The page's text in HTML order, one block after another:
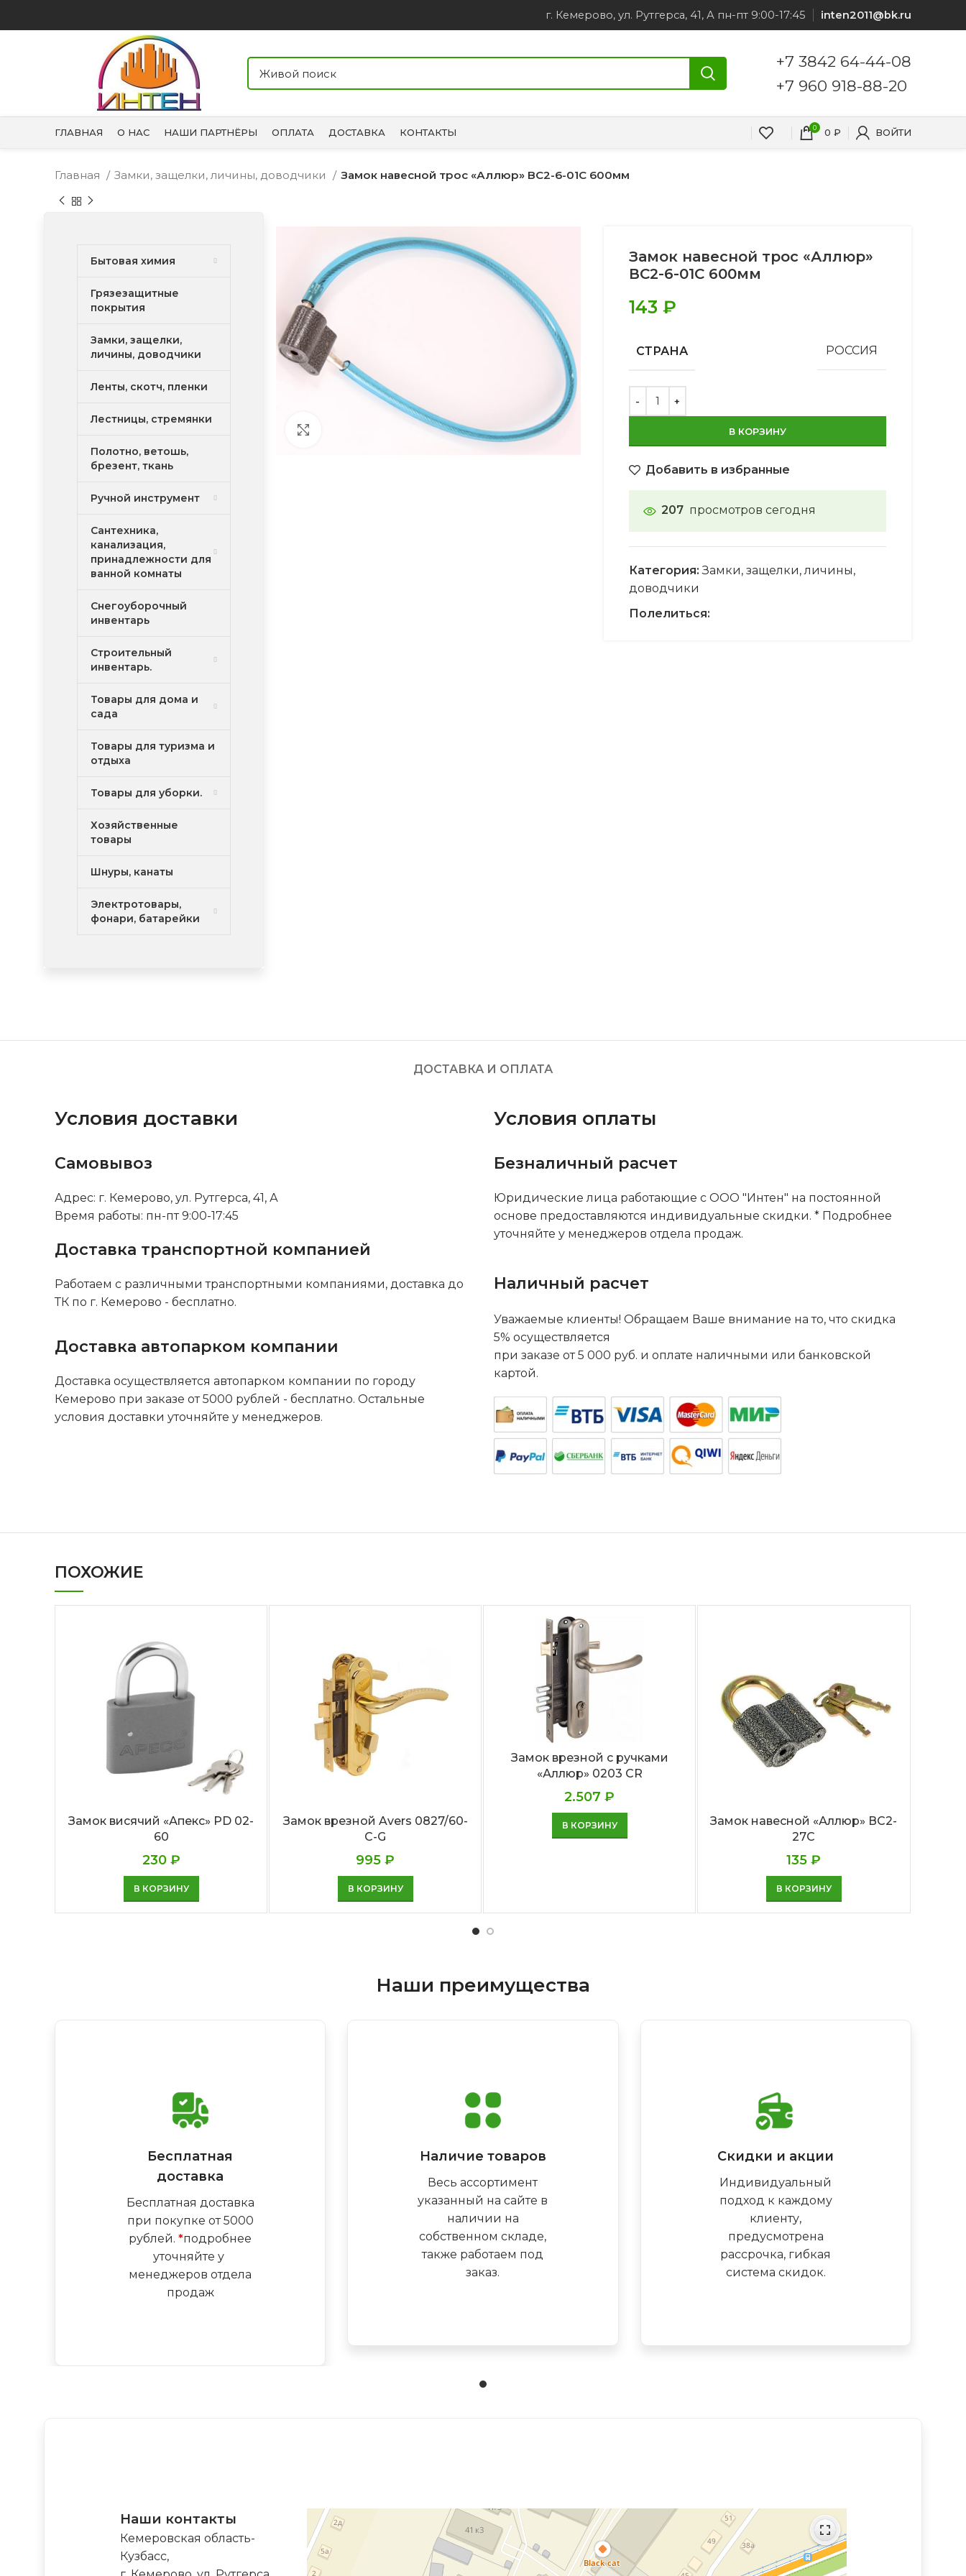
г. Кемерово, ул. Рутгерса, 41, А пн-пт 9:00-17:45 inten2011@bk.ru
+7 3842 64-44-08
+7 960 918-88-20
ГЛАВНАЯ О НАС НАШИ ПАРТНЁРЫ ОПЛАТА ДОСТАВКА КОНТАКТЫ 0 0 ₽ ВОЙТИ
Главная Замки, защелки, личины, доводчики Замок навесной трос «Аллюр» ВС2-6-01С 600мм
Замок навесной трос «Аллюр»
ВС2-6-01С 600мм
143 ₽
СТРАНА РОССИЯ
В КОРЗИНУ
Добавить в избранные
207 просмотров сегодня
Категория: Замки, защелки, личины,
доводчики
Полелиться:
Бытовая химия
Грязезащитные
покрытия
Замки, защелки,
личины, доводчики
Ленты, скотч, пленки
Лестницы, стремянки
Полотно, ветошь,
брезент, ткань
Ручной инструмент
Сантехника,
канализация,
принадлежности для
ванной комнаты
Снегоуборочный
инвентарь
Строительный
инвентарь.
Товары для дома и
сада
Товары для туризма и
отдыха
Товары для уборки.
Хозяйственные
товары
Шнуры, канаты
Электротовары,
фонари, батарейки
ДОСТАВКА И ОПЛАТА
Условия доставки
Самовывоз
Адрес: г. Кемерово, ул. Рутгерса, 41, А
Время работы: пн-пт 9:00-17:45
Доставка транспортной компанией
Работаем с различными транспортными компаниями, доставка до
ТК по г. Кемерово - бесплатно.
Доставка автопарком компании
Доставка осуществляется автопарком компании по городу
Кемерово при заказе от 5000 рублей - бесплатно. Остальные
условия доставки уточняйте у менеджеров.
Условия оплаты
Безналичный расчет
Юридические лица работающие с ООО "Интен" на постоянной
основе предоставляются индивидуальные скидки. * Подробнее
уточняйте у менеджеров отдела продаж.
Наличный расчет
Уважаемые клиенты! Обращаем Ваше внимание на то, что скидка
5% осуществляется
при заказе от 5 000 руб. и оплате наличными или банковской
картой.
ПОХОЖИЕ
Замок висячий «Апекс» PD 02-
60
230 ₽
В КОРЗИНУ
Замок врезной Avers 0827/60-
C-G
995₽
В КОРЗИНУ
Замок врезной с ручками
«Аллюр» 0203 CR
2.507₽
В КОРЗИНУ
Замок навесной «Аллюр» ВС2-
27С
135₽
В КОРЗИНУ
Наши преимущества
Бесплатная
доставка
Бесплатная доставка
при покупке от 5000
рублей.*подробнее
уточняйте у
менеджеров отдела
продаж
Наличие товаров
Весь ассортимент
указанный на сайте в
наличии на
собственном складе,
также работаем под
заказ.
Скидки и акции
Индивидуальный
подход к каждому
клиенту,
предусмотрена
рассрочка, гибкая
система скидок.
Наши контакты
Кемеровская область-
Кузбасс,